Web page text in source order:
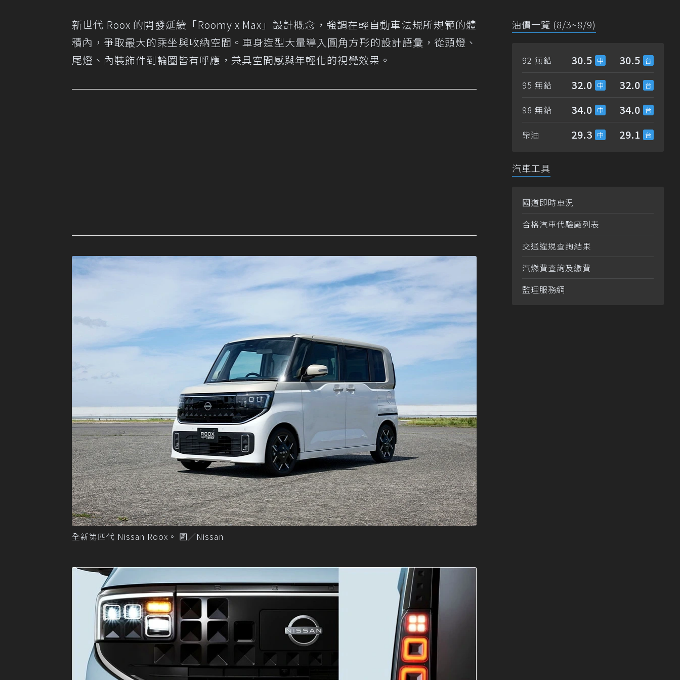
新世代 Roox 的開發延續「Roomy x Max」設計概念，強調在輕自動車法規所規範的體
積內，爭取最大的乘坐與收納空間。車身造型大量導入圓角方形的設計語彙，從頭燈、
尾燈、內裝飾件到輪圈皆有呼應，兼具空間感與年輕化的視覺效果。
全新第四代 Nissan Roox。 圖／Nissan
油價一覽 (8/3~8/9)
92 無鉛 30.5 30.5
95 無鉛 32.0 32.0
98 無鉛 34.0 34.0
柴油 29.3 29.1
汽車工具
國道即時車況
合格汽車代驗廠列表
交通違規查詢結果
汽燃費查詢及繳費
監理服務網